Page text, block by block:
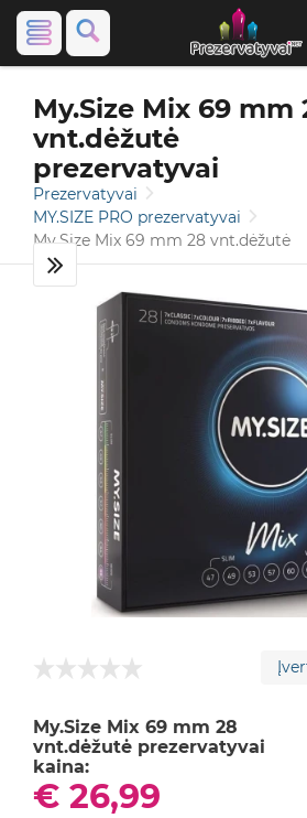
My.Size Mix 69 mm
vnt.dėžutė
prezervatyvai
Prezervatyvai
MY.SIZE PRO prezervatyvai
My.Size Mix 69 mm 28 vnt.dėžutė
My.Size Mix 69 mm 28
vnt.dėžutė prezervatyvai
kaina:
€ 26,99